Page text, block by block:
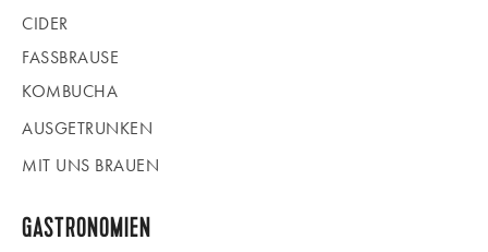
CIDER
FASSBRAUSE
KOMBUCHA
AUSGETRUNKEN
MIT UNS BRAUEN
GASTRONOMIEN